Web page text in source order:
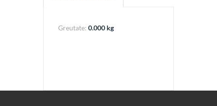
Greutate: 0.000 kg